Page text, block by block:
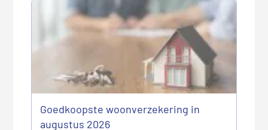
Goedkoopste woonverzekering in
augustus 2026